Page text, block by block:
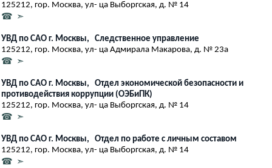
125212, гор. Москва, ул- ца Выборгская, д. № 14
☎ ➣
УВД по САО г. Москвы, Следственное управление
125212, гор. Москва, ул- ца Адмирала Макарова, д. № 23а
☎ ➣
УВД по САО г. Москвы, Отдел экономической безопасности и
противодействия коррупции (ОЭБиПК)
125212, гор. Москва, ул- ца Выборгская, д. № 14
☎ ➣
УВД по САО г. Москвы, Отдел по работе с личным составом
125212, гор. Москва, ул- ца Выборгская, д. № 14
☎ ➣